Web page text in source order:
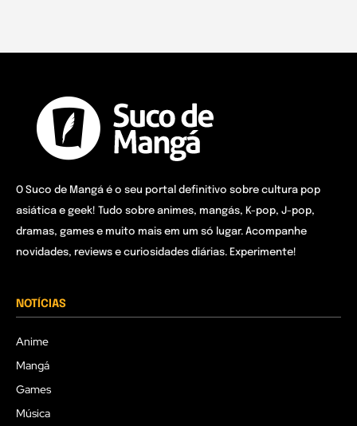
O Suco de Mangá é o seu portal definitivo sobre cultura pop
asiática e geek! Tudo sobre animes, mangás, K-pop, J-pop,
dramas, games e muito mais em um só lugar. Acompanhe
novidades, reviews e curiosidades diárias. Experimente!
NOTÍCIAS
Anime
Mangá
Games
Música